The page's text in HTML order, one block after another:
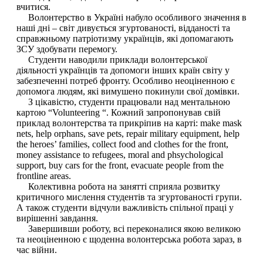
вчитися.
Волонтерство в Україні набуло особливого значення в
наші дні – світ дивується згуртованості, відданості та
справжньому патріотизму українців, які допомагають
ЗСУ здобувати перемогу.
Студенти наводили приклади волонтерської
діяльності українців та допомоги інших країн світу у
забезпеченні потреб фронту. Особливо неоціненною є
допомога людям, які вимушено покинули свої домівки.
З цікавістю, студенти працювали над ментальною
картою “Volunteering “. Кожний запропонував свій
приклад волонтерства та прикріпив на карті: make mask
nets, help orphans, save pets, repair military equipment, help
the heroes’ families, collect food and clothes for the front,
money assistance to refugees, moral and phsychological
support, buy cars for the front, evacuate people from the
frontline areas.
Колективна робота на занятті сприяла розвитку
критичного мислення студентів та згуртованості групи.
А також студенти відчули важливість спільної праці у
вирішенні завдання.
Завершивши роботу, всі переконалися якою великою
та неоціненною є щоденна волонтерська робота зараз, в
час війни.